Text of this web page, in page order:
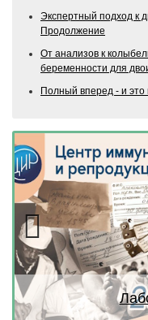
Previous
Экспертный подход к
Продолжение
От анализов к
беременности для
Полный вперед - и это